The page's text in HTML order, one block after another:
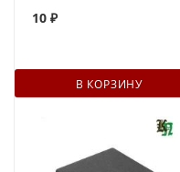
10 ₽
В КОРЗИНУ